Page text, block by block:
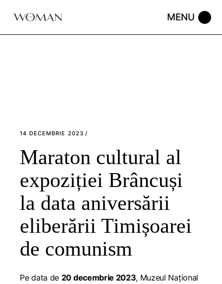
14 DECEMBRIE 2023
Maraton cultural al
expoziției Brâncuși
la data aniversării
eliberării Timișoarei
de comunism
Pe data de 20 decembrie 2023, Muzeul Național